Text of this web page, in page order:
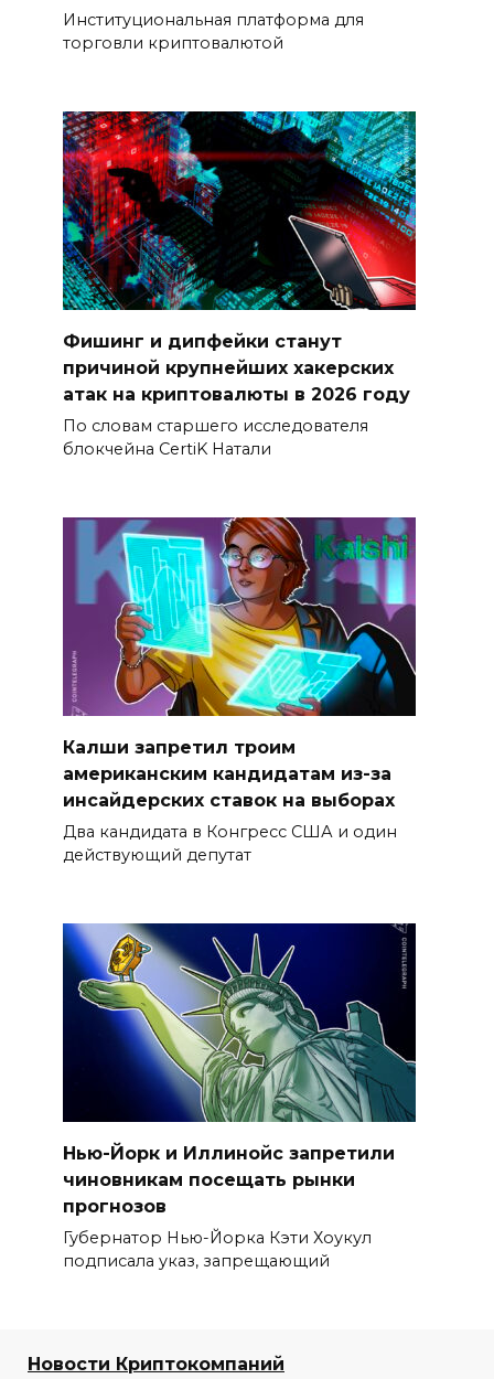
Институциональная платформа для
торговли криптовалютой
Фишинг и дипфейки станут
причиной крупнейших хакерских
атак на криптовалюты в 2026 году
По словам старшего исследователя
блокчейна CertiK Натали
Калши запретил троим
американским кандидатам из-за
инсайдерских ставок на выборах
Два кандидата в Конгресс США и один
действующий депутат
Нью-Йорк и Иллинойс запретили
чиновникам посещать рынки
прогнозов
Губернатор Нью-Йорка Кэти Хоукул
подписала указ, запрещающий
Новости Криптокомпаний